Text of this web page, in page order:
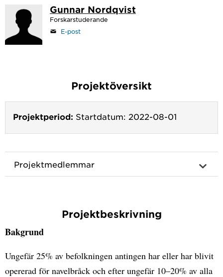
Gunnar Nordqvist
Forskarstuderande
E-post
Projektöversikt
Projektperiod: Startdatum: 2022-08-01
Projektmedlemmar
Projektbeskrivning
Bakgrund
Ungefär 25% av befolkningen antingen har eller har blivit
opererad för navelbråck och efter ungefär 10–20% av alla